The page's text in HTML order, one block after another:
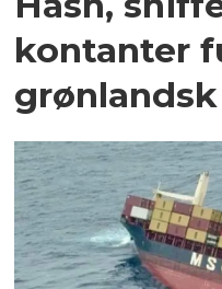
kontanter